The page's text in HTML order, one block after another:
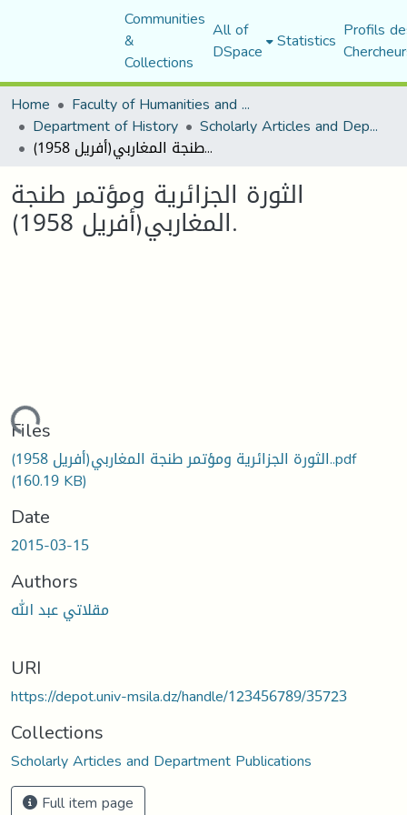
Communities
&
Collections
All of
DSpace Statistics Profils
Home
Faculty of Humanities and Social Sciences
Department of History Scholarly Articles and Department Publications
الثورة الجزائرية ومؤتمر طنجة المغاربي(أفريل 1958).
الثورة الجزائرية ومؤتمر طنجة
المغاربي(أفريل 1958).
Loading...
Files
الثورة الجزائرية ومؤتمر طنجة المغاربي(أفريل 1958)..pdf
(160.19 KB)
Date
2015-03-15
Authors
مقلاتي عبد الله
URI
https://depot.univ-msila.dz/handle/123456789/35723
Collections
Scholarly Articles and Department Publications
Full item page